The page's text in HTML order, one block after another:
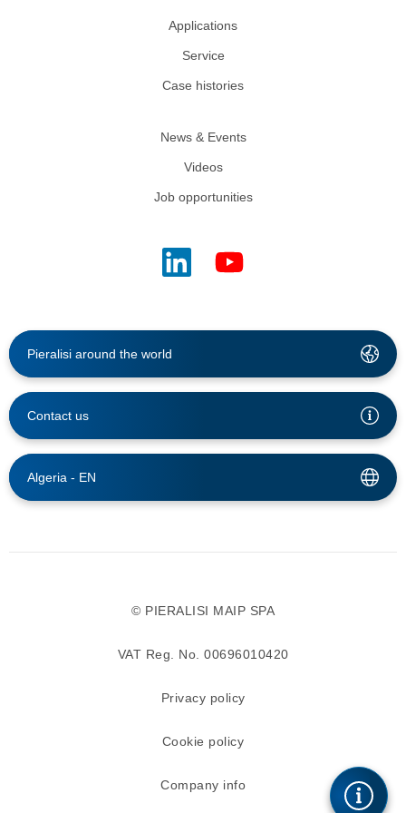
Applications
Service
Case histories
News & Events
Videos
Job opportunities
Pieralisi around the world
Contact us
Algeria - EN
© PIERALISI MAIP SPA
VAT Reg. No. 00696010420
Privacy policy
Cookie policy
Company info